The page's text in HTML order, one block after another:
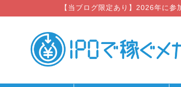
【当ブログ限定あり】2026年に